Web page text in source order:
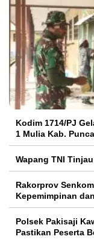
Kodim 1714/PJ
1 Mulia Kab.
Wapang TNI
Rakorprov
Kepemimpinan
Polsek Pakisaji
Pastikan Peserta